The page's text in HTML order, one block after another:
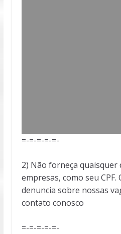
=-=-=-=-=-
2) Não forneça quaisquer
empresas, como seu
denuncia sobre nossas
contato conosco
=-=-=-=-=-